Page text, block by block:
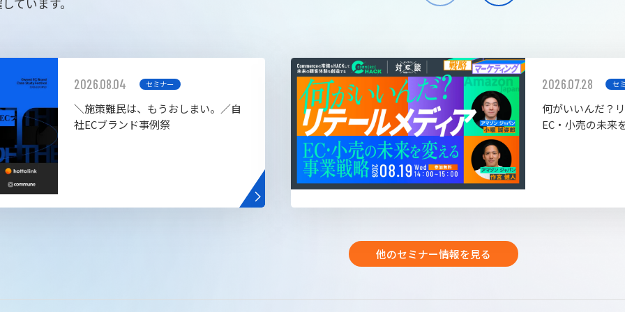
ています。
2026.08.04 セミナー
＼施策難民は、もうおしまい。／自
社ECブランド事例祭
2026.07.28 セ
何がいいんだ？
EC・小売の未来
他のセミナー情報を見る